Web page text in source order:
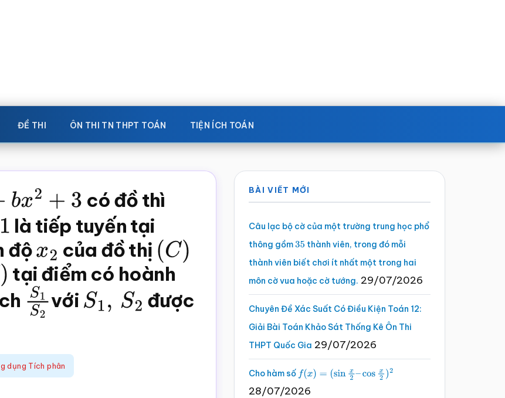
ĐỀ THI ÔN THI TN THPT TOÁN TIỆN ÍCH TOÁN
2+3
có đồ thì
là tiếp tuyến tại
độx2 của đồ thị (C)
tại điểm có hoành
S1S2
với S1 ,S 2
được
dụng Tích phân
Sidebar
chính
BÀI VIẾT MỚI
Câu lạc bộ cờ của một trường trung học phổ
thông gồm35 thành viên, trong đó mỗi
thành viên biết chơi ít nhất một trong hai
môn cờ vua hoặc cờ tướng. 29/07/2026
Chuyên Đề Xác Suất Có Điều Kiện Toán 12:
Giải Bài Toán Khảo Sát Thống Kê Ôn Thi
THPT Quốc Gia 29/07/2026
Cho hàm số f(x)=(sinx2 –cosx2 )2
28/07/2026